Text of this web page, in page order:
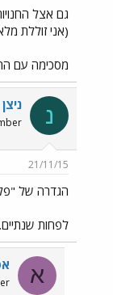
גם אצל
(אני זוללת
מסכימה עם
נ
21/11/15
הגדרה של
לפחות שנתיים.
א